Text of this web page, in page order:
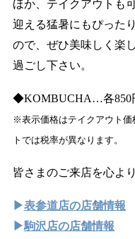
ほか、テイクアウトも
迎える猛暑にもぴった
ので、ぜひ美味しく楽
過ごし下さい。
◆KOMBUCHA…各850
※表示価格はテイクアウト価
トでは税率が異なります。
皆さまのご来店を心よ
▶表参道店の店舗情報
▶駒沢店の店舗情報